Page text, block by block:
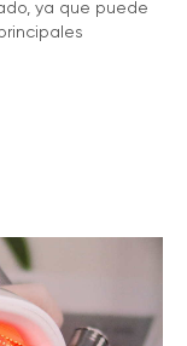
ya que puede